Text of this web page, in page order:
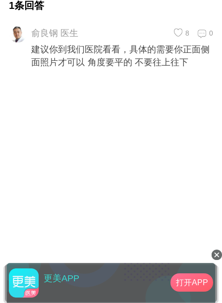
1条回答
俞良钢 医生 0
8
建议你到我们医院看看，具体的需要你正面侧
面照片才可以 角度要平的 不要往上往下
更美APP 打开APP